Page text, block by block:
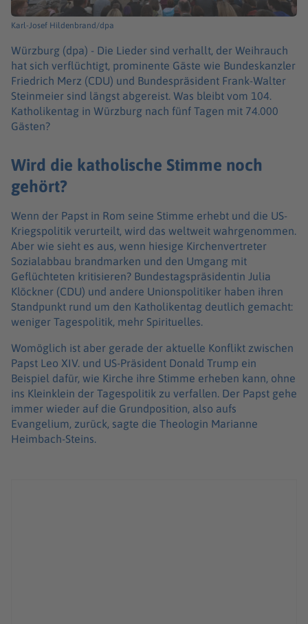
Karl-Josef Hildenbrand/dpa
Würzburg (dpa) - Die Lieder sind verhallt, der Weihrauch
hat sich verflüchtigt, prominente Gäste wie Bundeskanzler
Friedrich Merz (CDU) und Bundespräsident Frank-Walter
Steinmeier sind längst abgereist. Was bleibt vom 104.
Katholikentag in Würzburg nach fünf Tagen mit 74.000
Gästen?
Wird die katholische Stimme noch
gehört?
Wenn der Papst in Rom seine Stimme erhebt und die US-
Kriegspolitik verurteilt, wird das weltweit wahrgenommen.
Aber wie sieht es aus, wenn hiesige Kirchenvertreter
Sozialabbau brandmarken und den Umgang mit
Geflüchteten kritisieren? Bundestagspräsidentin Julia
Klöckner (CDU) und andere Unionspolitiker haben ihren
Standpunkt rund um den Katholikentag deutlich gemacht:
weniger Tagespolitik, mehr Spirituelles.
Womöglich ist aber gerade der aktuelle Konflikt zwischen
Papst Leo XIV. und US-Präsident Donald Trump ein
Beispiel dafür, wie Kirche ihre Stimme erheben kann, ohne
ins Kleinklein der Tagespolitik zu verfallen. Der Papst gehe
immer wieder auf die Grundposition, also aufs
Evangelium, zurück, sagte die Theologin Marianne
Heimbach-Steins.